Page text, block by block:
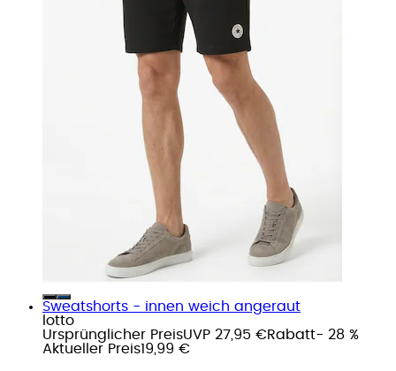
Sweatshorts - innen weich angeraut
lotto
Ursprünglicher PreisUVP 27,95 €Rabatt- 28 %
Aktueller Preis19,99 €